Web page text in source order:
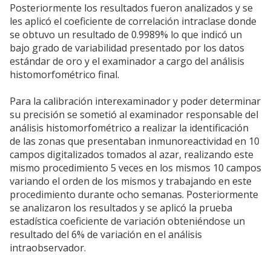
Posteriormente los resultados fueron analizados y se
les aplicó el coeficiente de correlación intraclase donde
se obtuvo un resultado de 0.9989% lo que indicó un
bajo grado de variabilidad presentado por los datos
estándar de oro y el examinador a cargo del análisis
histomorfométrico final.
Para la calibración interexaminador y poder determinar
su precisión se sometió al examinador responsable del
análisis histomorfométrico a realizar la identificación
de las zonas que presentaban inmunoreactividad en 10
campos digitalizados tomados al azar, realizando este
mismo procedimiento 5 veces en los mismos 10 campos
variando el orden de los mismos y trabajando en este
procedimiento durante ocho semanas. Posteriormente
se analizaron los resultados y se aplicó la prueba
estadística coeficiente de variación obteniéndose un
resultado del 6% de variación en el análisis
intraobservador.